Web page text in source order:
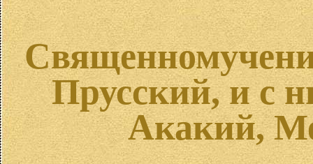
Прусский, и с
Акакий,